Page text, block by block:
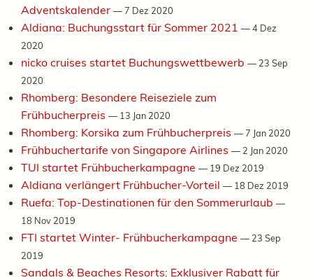
Adventskalender —7 Dez 2020
Aldiana: Buchungsstart für Sommer 2021 —4 Dez
2020
nicko cruises startet Buchungswettbewerb — 23 Sep
2020
Rhomberg: Besondere Reiseziele zum
Frühbucherpreis — 13 Jan 2020
Rhomberg: Korsika zum Frühbucherpreis —7 Jan 2020
Frühbuchertarife von Singapore Airlines — 2 Jan 2020
TUI startet Frühbucherkampagne — 19 Dez 2019
Aldiana verlängert Frühbucher-Vorteil — 18 Dez 2019
Ruefa: Top-Destinationen für den Sommerurlaub —
18 Nov 2019
FTI startet Winter- Frühbucherkampagne — 23 Sep
2019
Sandals & Beaches Resorts: Exklusiver Rabatt für